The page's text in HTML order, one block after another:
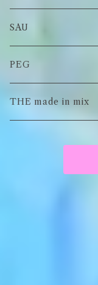
Tシャツ
イヤーマフラー
ロンT
スウェット/パーカー
Tシャツ
SAU
ロンT
スウェット/パーカー
PEG
キーチャーム
THE made in mix